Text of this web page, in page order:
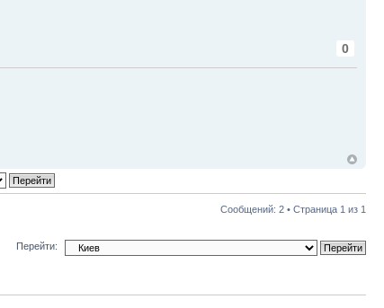
0
Сообщений: 2 • Страница 1 из 1
Перейти: